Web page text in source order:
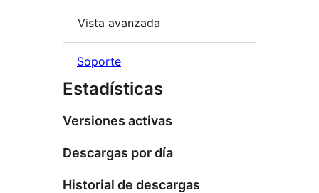
Vista avanzada
Soporte
Estadísticas
Versiones activas
Descargas por día
Historial de descargas